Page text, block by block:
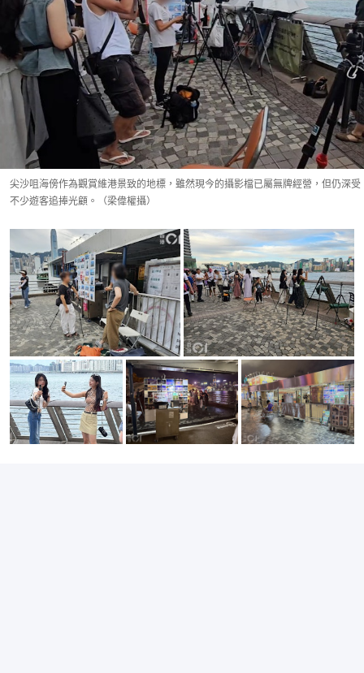
尖沙咀海傍作為觀賞維港景致的地標，雖然現今的攝影檔已屬無牌經營，但仍深受
不少遊客追捧光顧。（梁偉權攝）